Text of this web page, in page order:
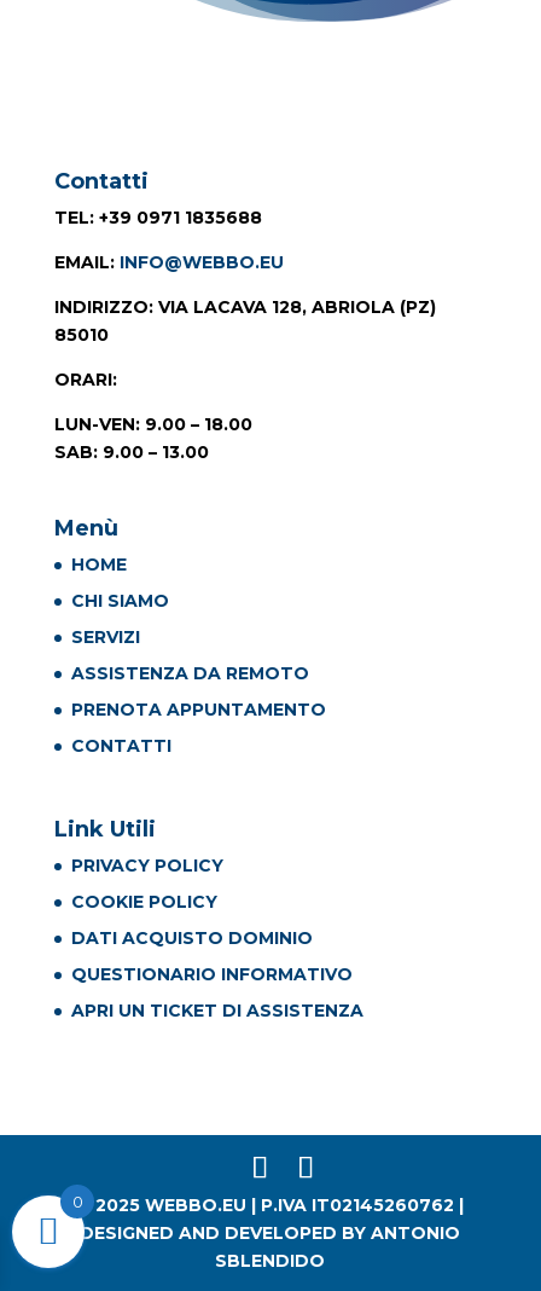
Contatti
TEL: +39 0971 1835688
EMAIL: INFO@WEBBO.EU
INDIRIZZO: VIA LACAVA 128, ABRIOLA (PZ)
85010
ORARI:
LUN-VEN: 9.00 – 18.00
SAB: 9.00 – 13.00
Menù
HOME
CHI SIAMO
SERVIZI
ASSISTENZA DA REMOTO
PRENOTA APPUNTAMENTO
CONTATTI
Link Utili
PRIVACY POLICY
COOKIE POLICY
DATI ACQUISTO DOMINIO
QUESTIONARIO INFORMATIVO
APRI UN TICKET DI ASSISTENZA
© 2025 WEBBO.EU | P.IVA IT02145260762 |
DESIGNED AND DEVELOPED BY ANTONIO
SBLENDIDO
0